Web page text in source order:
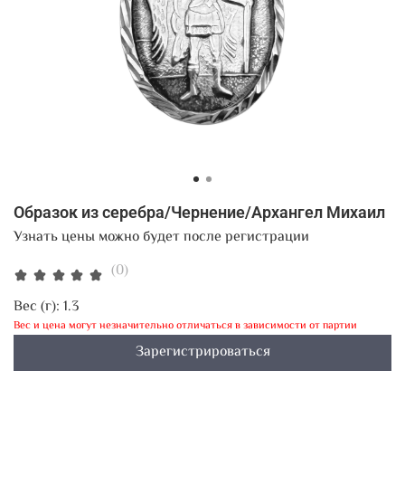
(0)
Образок из серебра/Чернение/Архангел Михаил
Узнать цены можно будет после регистрации
Вес (г): 1.3
Вес и цена могут незначительно отличаться в зависимости от партии
Зарегистрироваться